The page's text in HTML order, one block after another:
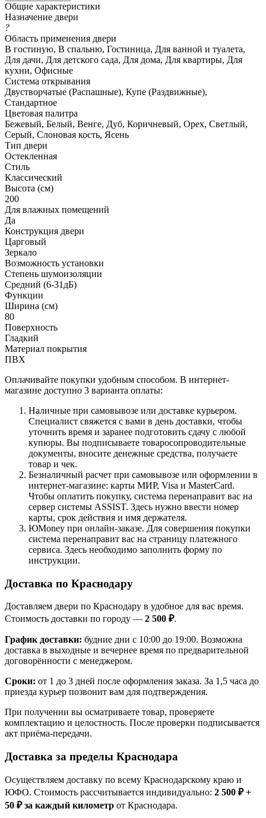
Общие характеристики
Назначение двери
?
Область применения двери
В гостиную, В спальню, Гостиница, Для ванной и туалета,
Для дачи, Для детского сада, Для дома, Для квартиры, Для
кухни, Офисные
Система открывания
Двустворчатые (Распашные), Купе (Раздвижные),
Стандартное
Цветовая палитра
Бежевый, Белый, Венге, Дуб, Коричневый, Орех, Светлый,
Серый, Слоновая кость, Ясень
Тип двери
Остекленная
Стиль
Классический
Высота (см)
200
Для влажных помещений
Да
Конструкция двери
Царговый
Зеркало
Возможность установки
Степень шумоизоляции
Средний (6-31дБ)
Функции
Ширина (см)
80
Поверхность
Гладкий
Материал покрытия
ПВХ
Оплачивайте покупки удобным способом. В интернет-
магазине доступно 3 варианта оплаты:
Наличные при самовывозе или доставке курьером.
Специалист свяжется с вами в день доставки, чтобы
уточнить время и заранее подготовить сдачу с любой
купюры. Вы подписываете товаросопроводительные
документы, вносите денежные средства, получаете
товар и чек.
Безналичный расчет при самовывозе или оформлении в
интернет-магазине: карты МИР, Visa и MasterCard.
Чтобы оплатить покупку, система перенаправит вас на
сервер системы ASSIST. Здесь нужно ввести номер
карты, срок действия и имя держателя.
ЮMoney при онлайн-заказе. Для совершения покупки
система перенаправит вас на страницу платежного
сервиса. Здесь необходимо заполнить форму по
инструкции.
Доставка по Краснодару
Доставляем двери по Краснодару в удобное для вас время.
Стоимость доставки по городу — 2 500 ₽.
График доставки: будние дни с 10:00 до 19:00. Возможна
доставка в выходные и вечернее время по предварительной
договорённости с менеджером.
Сроки: от 1 до 3 дней после оформления заказа. За 1,5 часа до
приезда курьер позвонит вам для подтверждения.
При получении вы осматриваете товар, проверяете
комплектацию и целостность. После проверки подписывается
акт приёма-передачи.
Доставка за пределы Краснодара
Осуществляем доставку по всему Краснодарскому краю и
ЮФО. Стоимость рассчитывается индивидуально: 2 500 ₽ +
50 ₽ за каждый километр от Краснодара.